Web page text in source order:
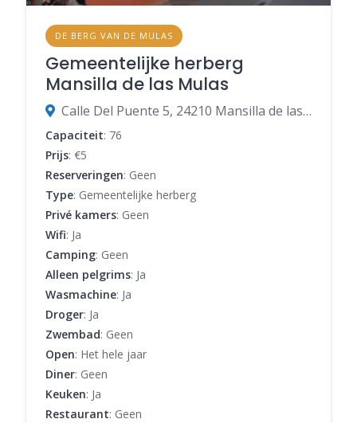
DE BERG VAN DE MULAS
Gemeentelijke herberg
Mansilla de las Mulas
Calle Del Puente 5, 24210 Mansilla de las Mulas, León, Spanje
Capaciteit: 76
Prijs: €5
Reserveringen: Geen
Type: Gemeentelijke herberg
Privé kamers: Geen
Wifi: Ja
Camping: Geen
Alleen pelgrims: Ja
Wasmachine: Ja
Droger: Ja
Zwembad: Geen
Open: Het hele jaar
Diner: Geen
Keuken: Ja
Restaurant: Geen